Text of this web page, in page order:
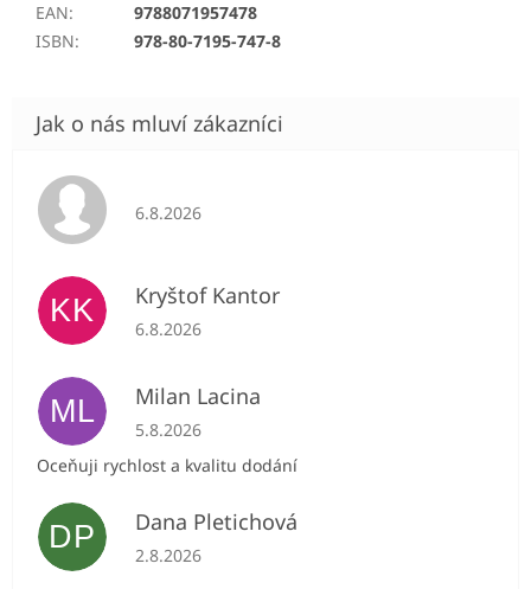
EAN:
9788071957478
ISBN: 978-80-7195-747-8
Hodnocení obchodu je 5 z 5 hvězdiček.
6.8.2026
KK Kryštof Kantor
Hodnocení obchodu je 5 z 5 hvězdiček.
6.8.2026
ML Milan Lacina
Hodnocení obchodu je 5 z 5 hvězdiček.
5.8.2026
Oceňuji rychlost a kvalitu dodání
DP Dana Pletichová
Hodnocení obchodu je 5 z 5 hvězdiček.
2.8.2026